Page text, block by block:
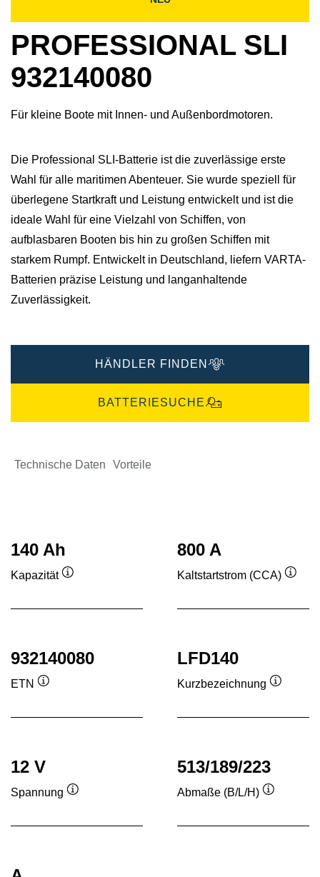
PROFESSIONAL SLI
932140080
Für kleine Boote mit Innen- und Außenbordmotoren.
Die Professional SLI-Batterie ist die zuverlässige erste
Wahl für alle maritimen Abenteuer. Sie wurde speziell für
überlegene Startkraft und Leistung entwickelt und ist die
ideale Wahl für eine Vielzahl von Schiffen, von
aufblasbaren Booten bis hin zu großen Schiffen mit
starkem Rumpf. Entwickelt in Deutschland, liefern VARTA-
Batterien präzise Leistung und langanhaltende
Zuverlässigkeit.​
HÄNDLER FINDEN
BATTERIESUCHE
Technische Daten Vorteile
140 Ah
Kapazität
800 A
Kaltstartstrom (CCA)
932140080
ETN
LFD140
Kurzbezeichnung
12 V
Spannung
513/189/223
Abmaße (B/L/H)